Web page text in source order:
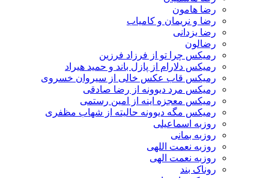
رضا هامون
رضا و نریمان و کامیاب
رضا یزدانی
رضالون
رمیکس چرا تو از فرزاد فرزین
رمیکس دلارام از پازل باند و حمید هیراد
رمیکس قاب عکس خالی از سیروان خسروی
رمیکس مرد دیوونه از رضا صادقی
رمیکس معجزه اینه از امین رستمی
رمیکس مگه دیوونه حالیته از شهاب مظفری
روزبه اسماعیلی
روزبه بمانی
روزبه نعمت اللهی
روزبه نعمت الهی
روناک بند